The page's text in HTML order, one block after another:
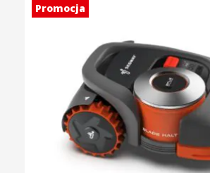
Promocja